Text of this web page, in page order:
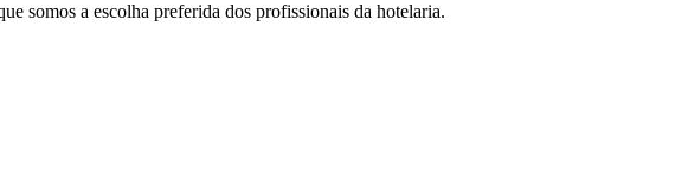
somos a escolha preferida dos profissionais da hotelaria.